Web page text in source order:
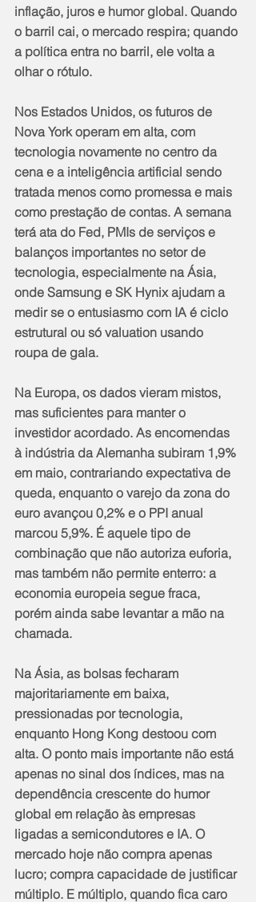
inflação, juros e humor global. Quando
o barril cai, o mercado respira; quando
a política entra no barril, ele volta a
olhar o rótulo.
Nos Estados Unidos, os futuros de
Nova York operam em alta, com
tecnologia novamente no centro da
cena e a inteligência artificial sendo
tratada menos como promessa e mais
como prestação de contas. A semana
terá ata do Fed, PMIs de serviços e
balanços importantes no setor de
tecnologia, especialmente na Ásia,
onde Samsung e SK Hynix ajudam a
medir se o entusiasmo com IA é ciclo
estrutural ou só valuation usando
roupa de gala.
Na Europa, os dados vieram mistos,
mas suficientes para manter o
investidor acordado. As encomendas
à indústria da Alemanha subiram 1,9%
em maio, contrariando expectativa de
queda, enquanto o varejo da zona do
euro avançou 0,2% e o PPI anual
marcou 5,9%. É aquele tipo de
combinação que não autoriza euforia,
mas também não permite enterro: a
economia europeia segue fraca,
porém ainda sabe levantar a mão na
chamada.
Na Ásia, as bolsas fecharam
majoritariamente em baixa,
pressionadas por tecnologia,
enquanto Hong Kong destoou com
alta. O ponto mais importante não está
apenas no sinal dos índices, mas na
dependência crescente do humor
global em relação às empresas
ligadas a semicondutores e IA. O
mercado hoje não compra apenas
lucro; compra capacidade de justificar
múltiplo. E múltiplo, quando fica caro